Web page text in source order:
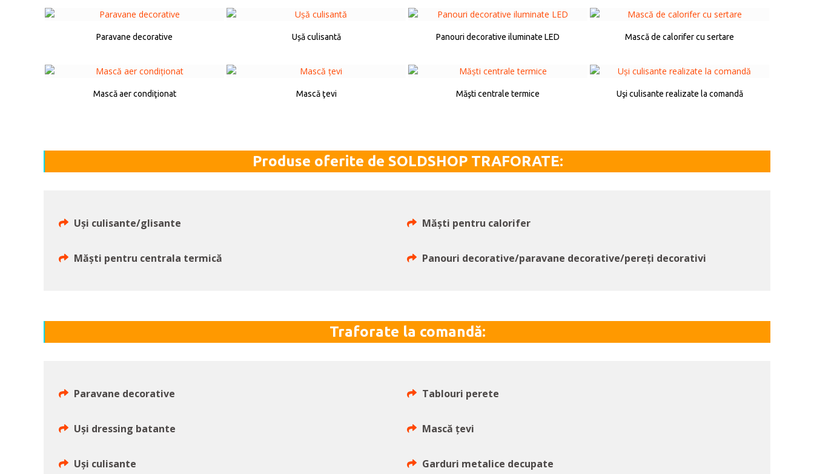
Paravane decorative Ușă culisantă Panouri decorative iluminate LED Mască de calorifer cu sertare
Mască aer condiţionat Mască ţevi Măşti centrale termice Uşi culisante realizate la comandă
Produse oferite de SOLDSHOP TRAFORATE:
Uși culisante/glisante Măști pentru calorifer
Măşti pentru centrala termică Panouri decorative/paravane decorative/pereți decorativi
Traforate la comandă:
Paravane decorative Tablouri perete
Uşi dressing batante Mască ţevi
Uşi culisante Garduri metalice decupate